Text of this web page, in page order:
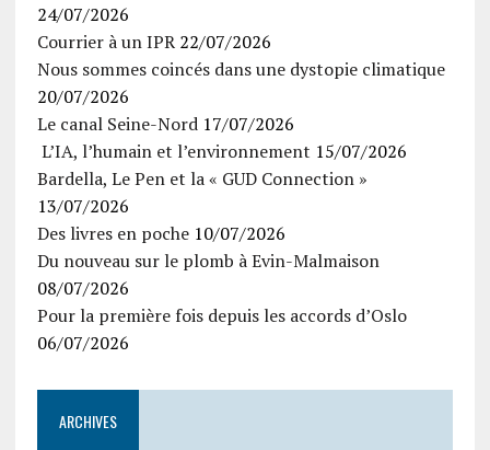
24/07/2026
Courrier à un IPR 22/07/2026
Nous sommes coincés dans une dystopie climatique
20/07/2026
Le canal Seine-Nord 17/07/2026
L’IA, l’humain et l’environnement 15/07/2026
Bardella, Le Pen et la « GUD Connection »
13/07/2026
Des livres en poche 10/07/2026
Du nouveau sur le plomb à Evin-Malmaison
08/07/2026
Pour la première fois depuis les accords d’Oslo
06/07/2026
ARCHIVES